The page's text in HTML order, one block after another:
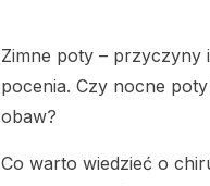
Zimne poty – przyczyny
pocenia. Czy nocne
obaw?
Co warto wiedzieć o